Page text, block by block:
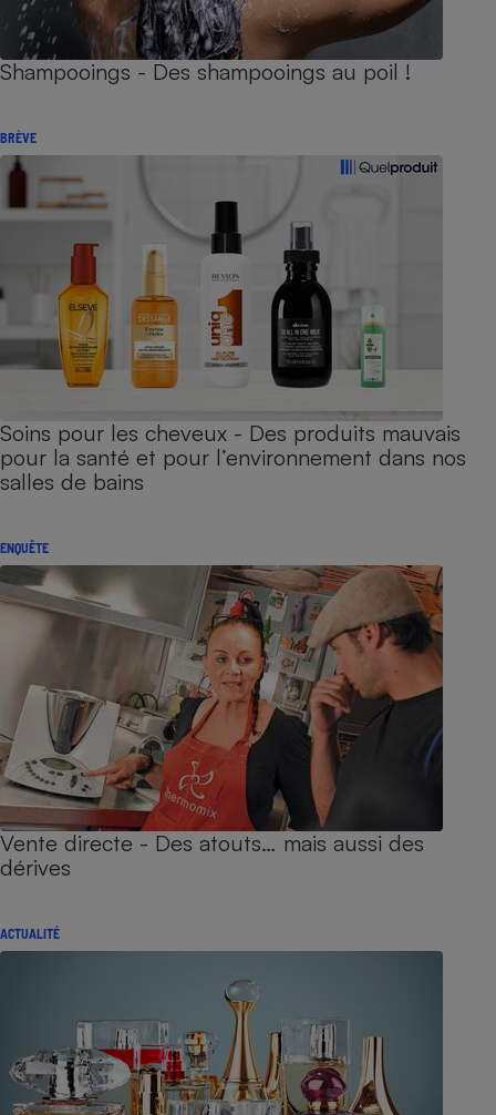
Shampooings - Des shampooings au poil !
BRÈVE
Soins pour les cheveux - Des produits mauvais
pour la santé et pour l’environnement dans nos
salles de bains
ENQUÊTE
Vente directe - Des atouts… mais aussi des
dérives
ACTUALITÉ